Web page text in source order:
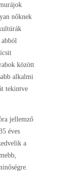
nőknek
között
alkalmi
tekintve
jellemző
éves
a